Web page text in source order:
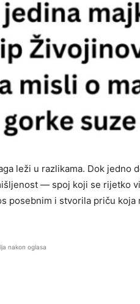
leži u razlikama. Dok jedno
— spoj koji se rijetko
posebnim i stvorila priču koja
nakon oglasa